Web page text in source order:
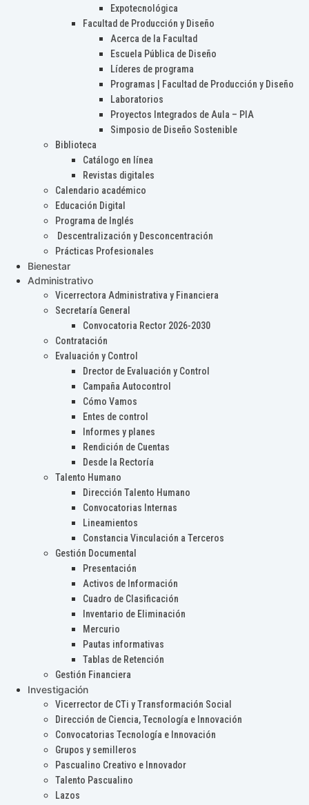
Expotecnológica
Facultad de Producción y Diseño
Acerca de la Facultad
Escuela Pública de Diseño
Líderes de programa
Programas | Facultad de Producción y Diseño
Laboratorios
Proyectos Integrados de Aula – PIA
Simposio de Diseño Sostenible
Biblioteca
Catálogo en línea
Revistas digitales
Calendario académico
Educación Digital
Programa de Inglés
Descentralización y Desconcentración
Prácticas Profesionales
Bienestar
Administrativo
Vicerrectora Administrativa y Financiera
Secretaría General
Convocatoria Rector 2026-2030
Contratación
Evaluación y Control
Drector de Evaluación y Control
Campaña Autocontrol
Cómo Vamos
Entes de control
Informes y planes
Rendición de Cuentas
Desde la Rectoría
Talento Humano
Dirección Talento Humano
Convocatorias Internas
Lineamientos
Constancia Vinculación a Terceros
Gestión Documental
Presentación
Activos de Información
Cuadro de Clasificación
Inventario de Eliminación
Mercurio
Pautas informativas
Tablas de Retención
Gestión Financiera
Investigación
Vicerrector de CTi y Transformación Social
Dirección de Ciencia, Tecnología e Innovación
Convocatorias Tecnología e Innovación
Grupos y semilleros
Pascualino Creativo e Innovador
Talento Pascualino
Lazos